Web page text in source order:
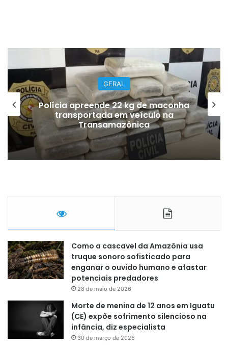
GERAL
Polícia apreende 22 kg de maconha
transportada em veículo na
Transamazônica
Como a cascavel da Amazônia usa
truque sonoro sofisticado para
enganar o ouvido humano e afastar
potenciais predadores
28 de maio de 2026
Morte de menina de 12 anos em Iguatu
(CE) expõe sofrimento silencioso na
infância, diz especialista
30 de março de 2026